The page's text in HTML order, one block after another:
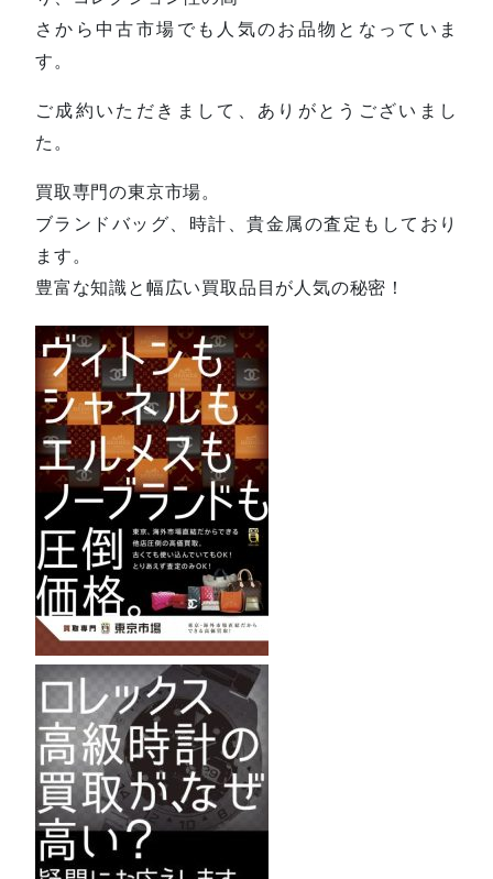
さから中古市場でも人気のお品物となっていま
す。
ご成約いただきまして、ありがとうございまし
た。
買取専門の東京市場。
ブランドバッグ、時計、貴金属の査定もしており
ます。
豊富な知識と幅広い買取品目が人気の秘密！